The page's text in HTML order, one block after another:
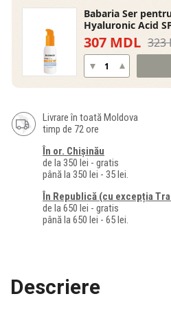
Babaria Ser
Hyaluronic Acid
307 MDL 323
Livrare în toată Moldova
timp de 72 ore
În or. Chișinău
de la 350 lei - gratis
până la 350 lei - 35 lei.
În Republică (cu excepția
de la 650 lei - gratis
până la 650 lei - 65 lei.
Descriere